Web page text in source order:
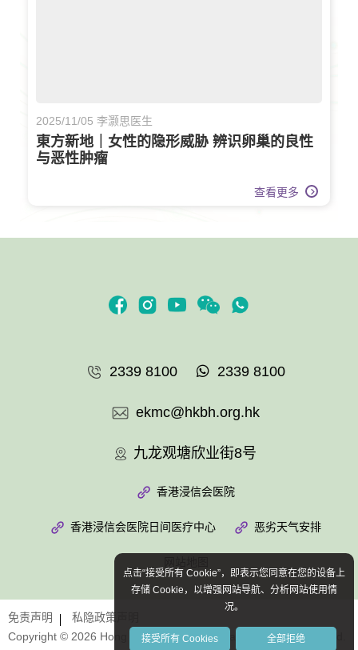
2025/11/05 李灏思医生
東方新地｜女性的隐形威胁 辨识卵巢的良性
与恶性肿瘤
查看更多
2339 8100 2339 8100
ekmc@hkbh.org.hk
九龙观塘欣业街8号
香港浸信会医院
香港浸信会医院日间医疗中心 恶劣天气安排
Copyright © 2026 Hong Kong Baptist Hospital. All Rights Reserved.
免责声明 私隐政策声明
点击“接受所有 Cookie”，即表示您同意在您的设备上
存储 Cookie，以增强网站导航、分析网站使用情
况。
接受所有 Cookies 全部拒绝